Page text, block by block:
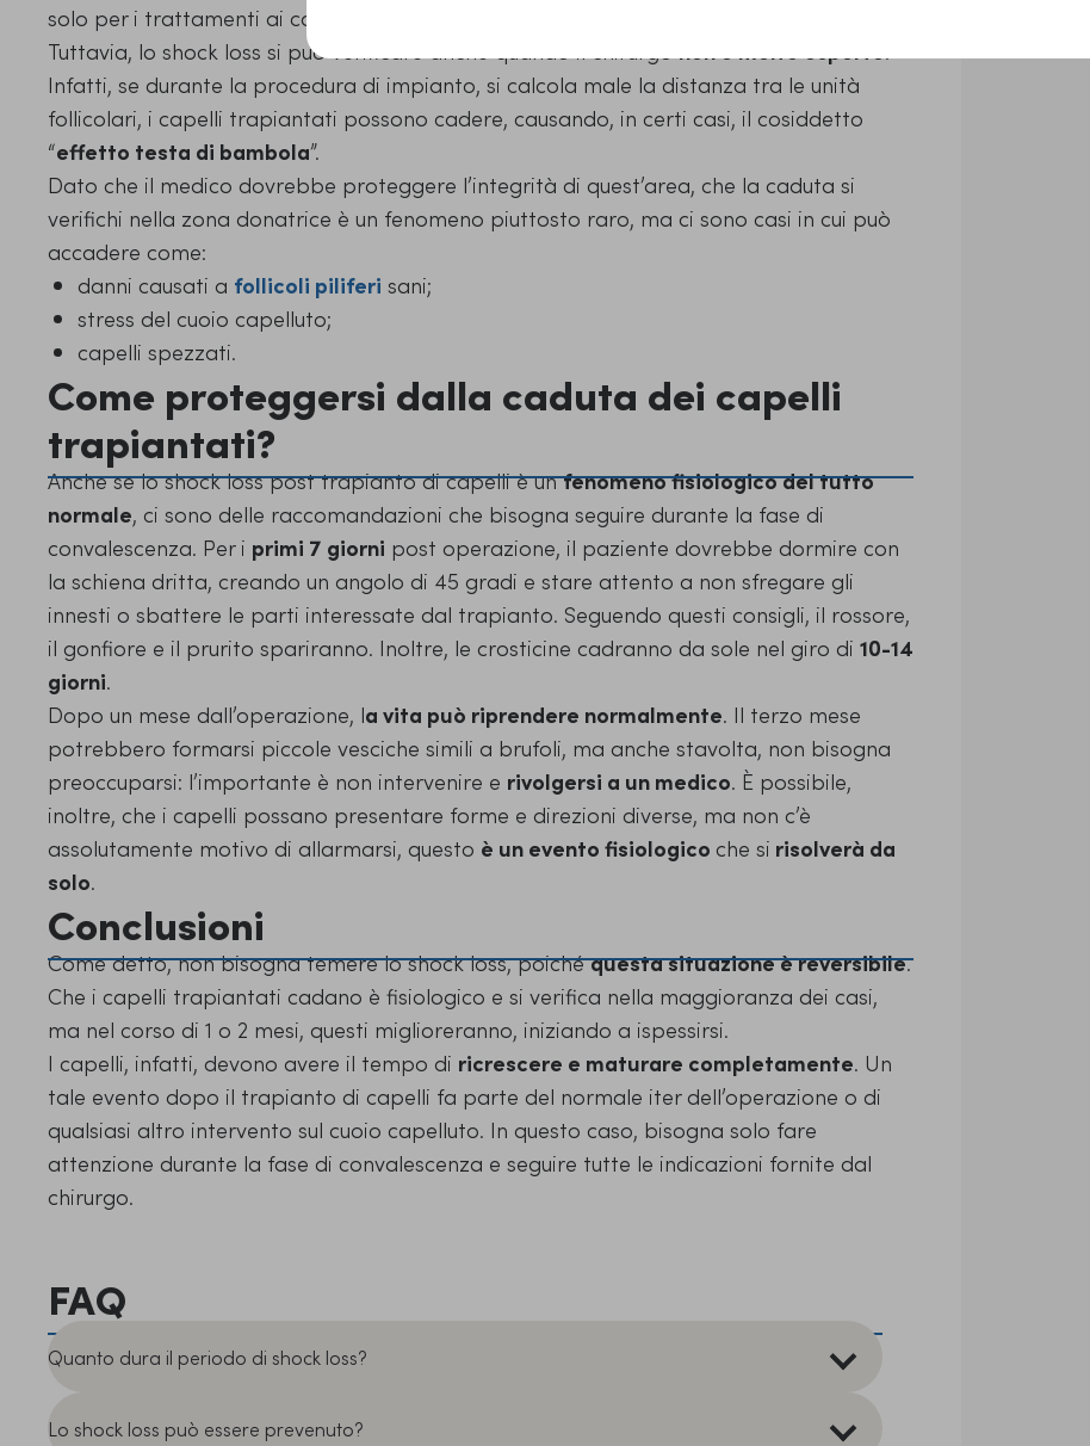
solo per i trattamenti ai capelli, ma anche dopo un
Tuttavia, lo shock loss si può verificare anche quando il chirurgo
Infatti, se durante la procedura di impianto, si calcola male la distanza tra le unità
follicolari, i capelli trapiantati possono cadere, causando, in certi casi, il cosiddetto
“effetto testa di bambola”.
Dato che il medico dovrebbe proteggere l’integrità di quest’area, che la caduta si
verifichi nella zona donatrice è un fenomeno piuttosto raro, ma ci sono casi in cui può
accadere come:
danni causati a follicoli piliferi sani;
stress del cuoio capelluto;
capelli spezzati.
Come proteggersi dalla caduta dei capelli
trapiantati?
Anche se lo shock loss post trapianto di capelli è unfenomeno fisiologico del tutto
normale, ci sono delle raccomandazioni che bisogna seguire durante la fase di
convalescenza. Per i primi 7 giorni post operazione, il paziente dovrebbe dormire con
la schiena dritta, creando un angolo di 45 gradi e stare attento a non sfregare gli
innesti o sbattere le parti interessate dal trapianto. Seguendo questi consigli, il rossore,
il gonfiore e il prurito spariranno. Inoltre, le crosticine cadranno da sole nel giro di 10-14
giorni.
Dopo un mese dall’operazione, la vita può riprendere normalmente. Il terzo mese
potrebbero formarsi piccole vesciche simili a brufoli, ma anche stavolta, non bisogna
preoccuparsi: l’importante è non intervenire e rivolgersi a un medico. È possibile,
inoltre, che i capelli possano presentare forme e direzioni diverse, ma non c’è
assolutamente motivo di allarmarsi, questo è un evento fisiologico che si risolverà da
solo.
Conclusioni
Come detto, non bisogna temere lo shock loss, poichéquesta situazione è reversibile.
Che i capelli trapiantati cadano è fisiologico e si verifica nella maggioranza dei casi,
ma nel corso di 1 o 2 mesi, questi miglioreranno, iniziando a ispessirsi.
I capelli, infatti, devono avere il tempo di ricrescere e maturare completamente. Un
tale evento dopo il trapianto di capelli fa parte del normale iter dell’operazione o di
qualsiasi altro intervento sul cuoio capelluto. In questo caso, bisogna solo fare
attenzione durante la fase di convalescenza e seguire tutte le indicazioni fornite dal
chirurgo.
FAQ
Quanto dura il periodo di shock loss?
Lo shock loss può essere prevenuto?